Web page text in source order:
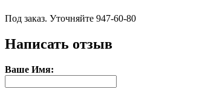
Под заказ. Уточняйте 947-60-80
Написать отзыв
Ваше Имя: